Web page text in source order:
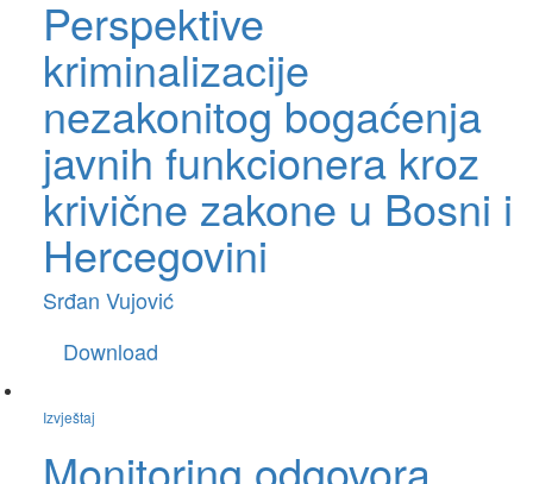
Perspektive
kriminalizacije
nezakonitog bogaćenja
javnih funkcionera kroz
krivične zakone u Bosni i
Hercegovini
Srđan Vujović
Download
Izvještaj
Monitoring odgovora